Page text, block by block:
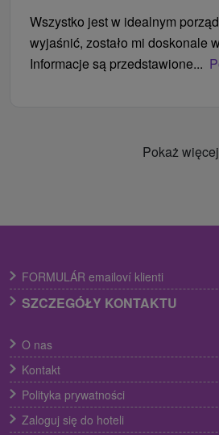
Wszystko jest w idealnym
wyjaśnić, zostało mi doskonale
Informacje są przedstawione...
Pokaż więcej
FORMULÁR emailoví klienti
SZCZEGÓŁY KONTAKTU
O nas
Kontakt
Polityka prywatności
Zaloguj się do hoteli